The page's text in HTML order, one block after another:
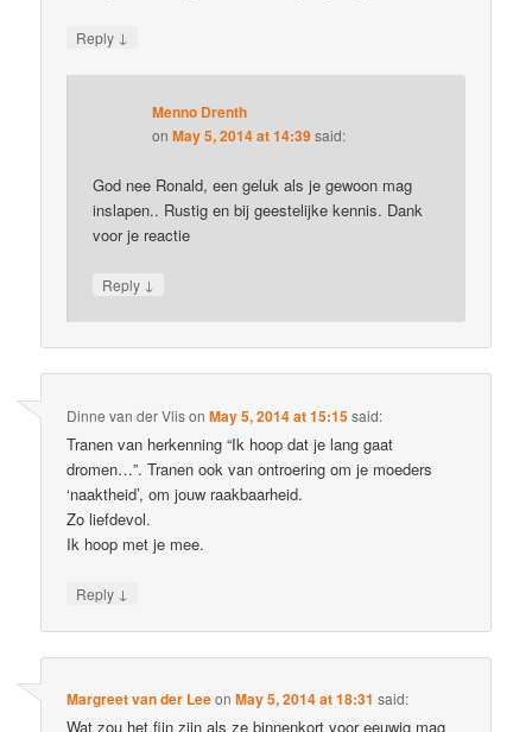
Reply ↓
Menno Drenth
onMay 5, 2014 at 14:39said:
God nee Ronald, een geluk als je gewoon mag
inslapen.. Rustig en bij geestelijke kennis. Dank
voor je reactie
Reply ↓
Dinne van der VlisonMay 5, 2014 at 15:15said:
Tranen van herkenning “Ik hoop dat je lang gaat
dromen…”. Tranen ook van ontroering om je moeders
‘naaktheid’, om jouw raakbaarheid.
Zo liefdevol.
Ik hoop met je mee.
Reply ↓
Margreet van der LeeonMay 5, 2014 at 18:31 said:
Wat zou het fijn zijn als ze binnenkort voor eeuwig mag